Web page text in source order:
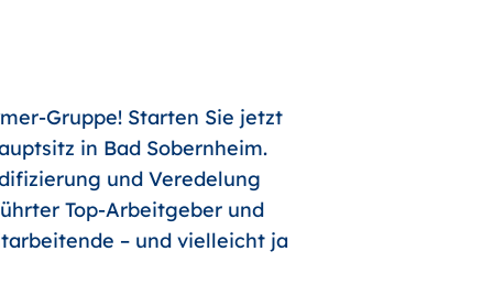
Gruppe! Starten Sie jetzt
in Bad Sobernheim.
und Veredelung
Top-Arbeitgeber und
– und vielleicht ja